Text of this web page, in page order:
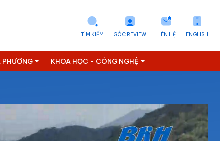
ENGLISH
LIÊN HỆ
GÓC REVIEW
TÌM KIẾM
KHOA HỌC - CÔNG NGHỆ